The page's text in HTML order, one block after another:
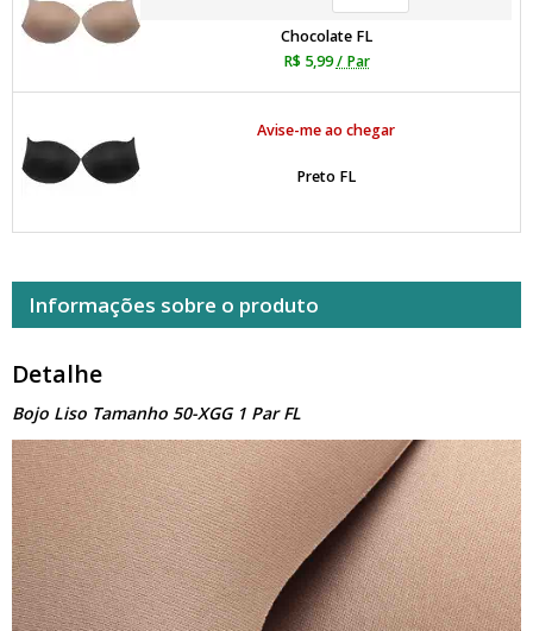
Chocolate FL
R$ 5,99 / Par
Avise-me ao chegar
Preto FL
Informações sobre o produto
Detalhe
Bojo Liso Tamanho 50-XGG 1 Par FL